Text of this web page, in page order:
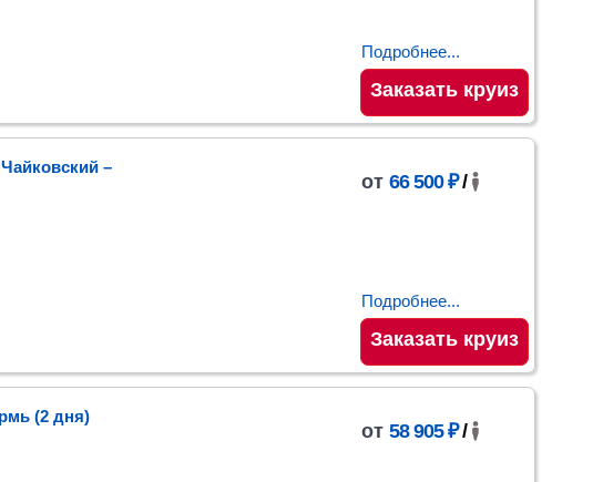
Подробнее...
Заказать круиз
–
от 66 500 ₽/
Подробнее...
Заказать круиз
(2 дня)
от 58 905 ₽/